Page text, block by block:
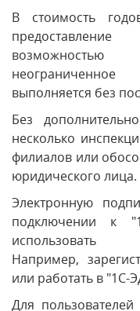
В стоимость
выполняется без
Без
несколько
филиалов или
юридического лица.
Электронную
подключении к
Например,
или работать в "1С-
Для